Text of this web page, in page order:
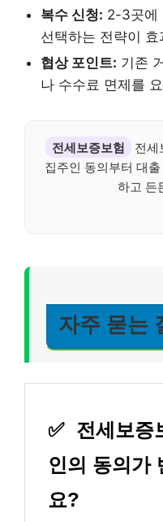
복수 신청: 2-3곳에
선택하는 전략이 효
협상 포인트: 기존
나 수수료 면제를
전세보증보험
전세
집주인 동의부터 대
하고 든
자주 묻는
✅ 전세보증
인의 동의가
요?